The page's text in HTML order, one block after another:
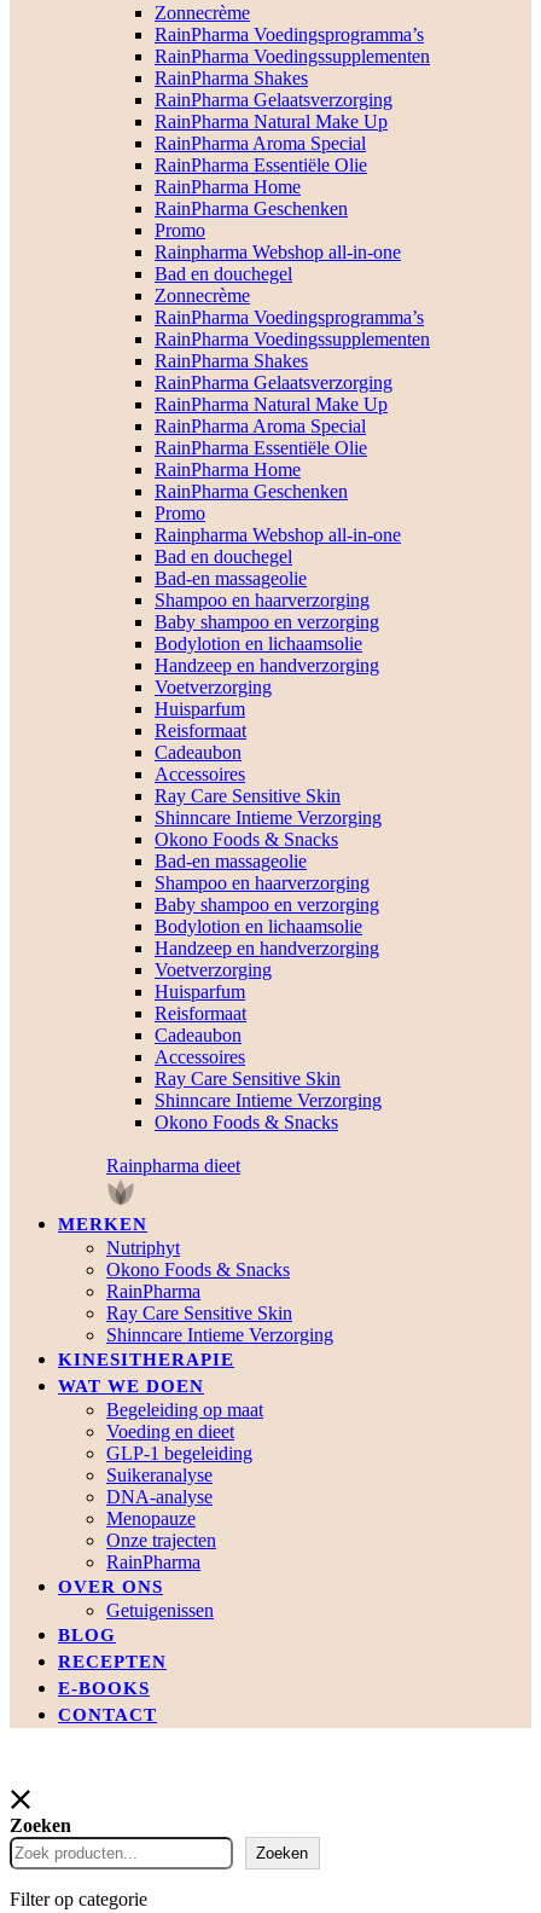
Zonnecrème
RainPharma Voedingsprogramma’s
RainPharma Voedingssupplementen
RainPharma Shakes
RainPharma Gelaatsverzorging
RainPharma Natural Make Up
RainPharma Aroma Special
RainPharma Essentiële Olie
RainPharma Home
RainPharma Geschenken
Promo
Rainpharma Webshop all-in-one
Bad en douchegel
Zonnecrème
RainPharma Voedingsprogramma’s
RainPharma Voedingssupplementen
RainPharma Shakes
RainPharma Gelaatsverzorging
RainPharma Natural Make Up
RainPharma Aroma Special
RainPharma Essentiële Olie
RainPharma Home
RainPharma Geschenken
Promo
Rainpharma Webshop all-in-one
Bad en douchegel
Bad-en massageolie
Shampoo en haarverzorging
Baby shampoo en verzorging
Bodylotion en lichaamsolie
Handzeep en handverzorging
Voetverzorging
Huisparfum
Reisformaat
Cadeaubon
Accessoires
Ray Care Sensitive Skin
Shinncare Intieme Verzorging
Okono Foods & Snacks
Bad-en massageolie
Shampoo en haarverzorging
Baby shampoo en verzorging
Bodylotion en lichaamsolie
Handzeep en handverzorging
Voetverzorging
Huisparfum
Reisformaat
Cadeaubon
Accessoires
Ray Care Sensitive Skin
Shinncare Intieme Verzorging
Okono Foods & Snacks
Rainpharma dieet
MERKEN
Nutriphyt
Okono Foods & Snacks
RainPharma
Ray Care Sensitive Skin
Shinncare Intieme Verzorging
KINESITHERAPIE
WAT WE DOEN
Begeleiding op maat
Voeding en dieet
GLP-1 begeleiding
Suikeranalyse
DNA-analyse
Menopauze
Onze trajecten
RainPharma
OVER ONS
Getuigenissen
BLOG
RECEPTEN
E-BOOKS
CONTACT
Zoeken
Zoeken
Filter op categorie